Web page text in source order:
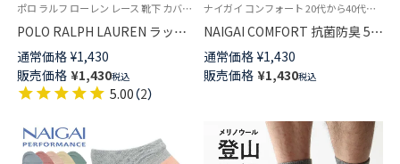
ポロ ラルフ ローレン レース 靴下 カバーソックス 女性 婦人 旧01822262
POLO RALPH LAUREN ラッセ
ルネット フロントクロス レー
ス フットカバー レディース
【365日最短翌日発送】01822263
通常価格 ¥1,430
販売価格 ¥1,430税込
5.00（2）
ナイガイ コンフォート 20代から40代の働く女性へデイリー フットケア！素足でいるより気持ち良いBacteria Buster（銀イオン練り込み異形断面ポリエステル使用）
NAIGAI COMFORT 抗菌防臭 5本
指フットカバー カバーソックス
かかと滑り止め付 レディース
【365日最短翌日発送】
通常価格 ¥1,430
販売価格 ¥1,430税込